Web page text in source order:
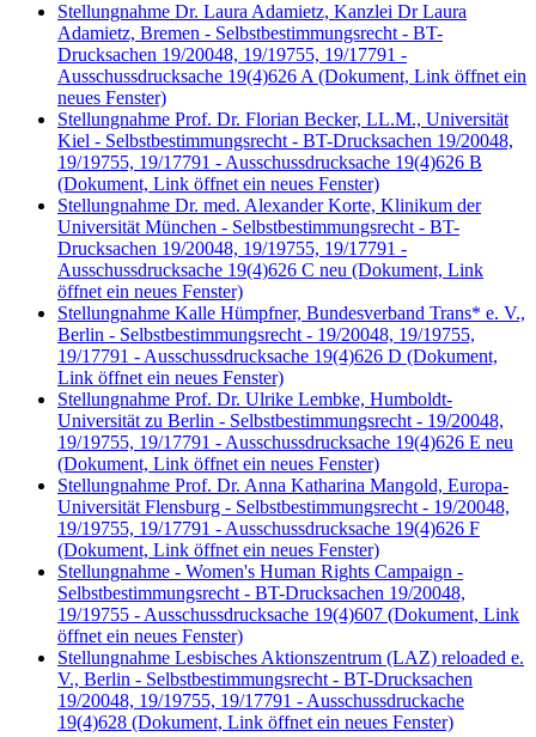
Stellungnahme Dr. Laura Adamietz, Kanzlei Dr Laura
Adamietz, Bremen - Selbstbestimmungsrecht - BT-
Drucksachen 19/20048, 19/19755, 19/17791 -
Ausschussdrucksache 19(4)626 A (Dokument, Link öffnet ein
neues Fenster)
Stellungnahme Prof. Dr. Florian Becker, LL.M., Universität
Kiel - Selbstbestimmungsrecht - BT-Drucksachen 19/20048,
19/19755, 19/17791 - Ausschussdrucksache 19(4)626 B
(Dokument, Link öffnet ein neues Fenster)
Stellungnahme Dr. med. Alexander Korte, Klinikum der
Universität München - Selbstbestimmungsrecht - BT-
Drucksachen 19/20048, 19/19755, 19/17791 -
Ausschussdrucksache 19(4)626 C neu (Dokument, Link
öffnet ein neues Fenster)
Stellungnahme Kalle Hümpfner, Bundesverband Trans* e. V.,
Berlin - Selbstbestimmungsrecht - 19/20048, 19/19755,
19/17791 - Ausschussdrucksache 19(4)626 D (Dokument,
Link öffnet ein neues Fenster)
Stellungnahme Prof. Dr. Ulrike Lembke, Humboldt-
Universität zu Berlin - Selbstbestimmungsrecht - 19/20048,
19/19755, 19/17791 - Ausschussdrucksache 19(4)626 E neu
(Dokument, Link öffnet ein neues Fenster)
Stellungnahme Prof. Dr. Anna Katharina Mangold, Europa-
Universität Flensburg - Selbstbestimmungsrecht - 19/20048,
19/19755, 19/17791 - Ausschussdrucksache 19(4)626 F
(Dokument, Link öffnet ein neues Fenster)
Stellungnahme - Women's Human Rights Campaign -
Selbstbestimmungsrecht - BT-Drucksachen 19/20048,
19/19755 - Ausschussdrucksache 19(4)607 (Dokument, Link
öffnet ein neues Fenster)
Stellungnahme Lesbisches Aktionszentrum (LAZ) reloaded e.
V., Berlin - Selbstbestimmungsrecht - BT-Drucksachen
19/20048, 19/19755, 19/17791 - Ausschussdruckache
19(4)628 (Dokument, Link öffnet ein neues Fenster)